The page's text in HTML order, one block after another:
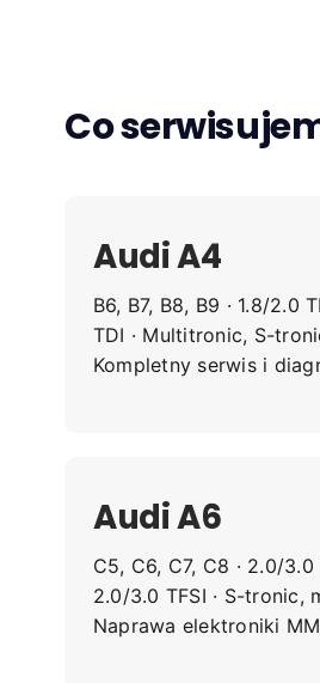
Co
Audi A4
B6, B7, B8, B9 · 1.8/2.0
TDI · Multitronic, S-
Kompletny serwis i
Audi A6
C5, C6, C7, C8 · 2.0/
2.0/3.0 TFSI · S-tronic,
Naprawa elektroniki